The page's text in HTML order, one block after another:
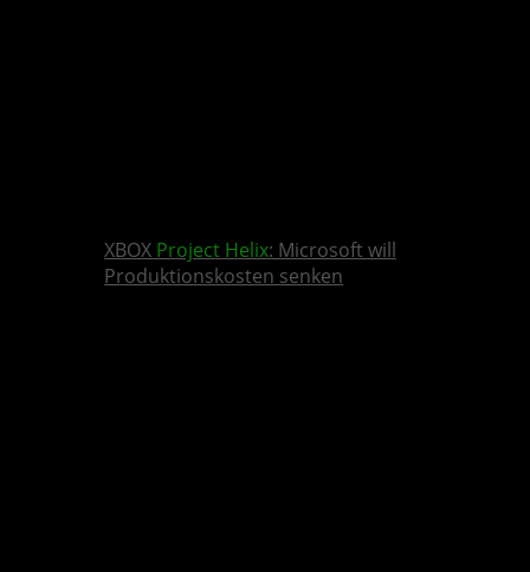
XBOX Project Helix: Microsoft will
Produktionskosten senken